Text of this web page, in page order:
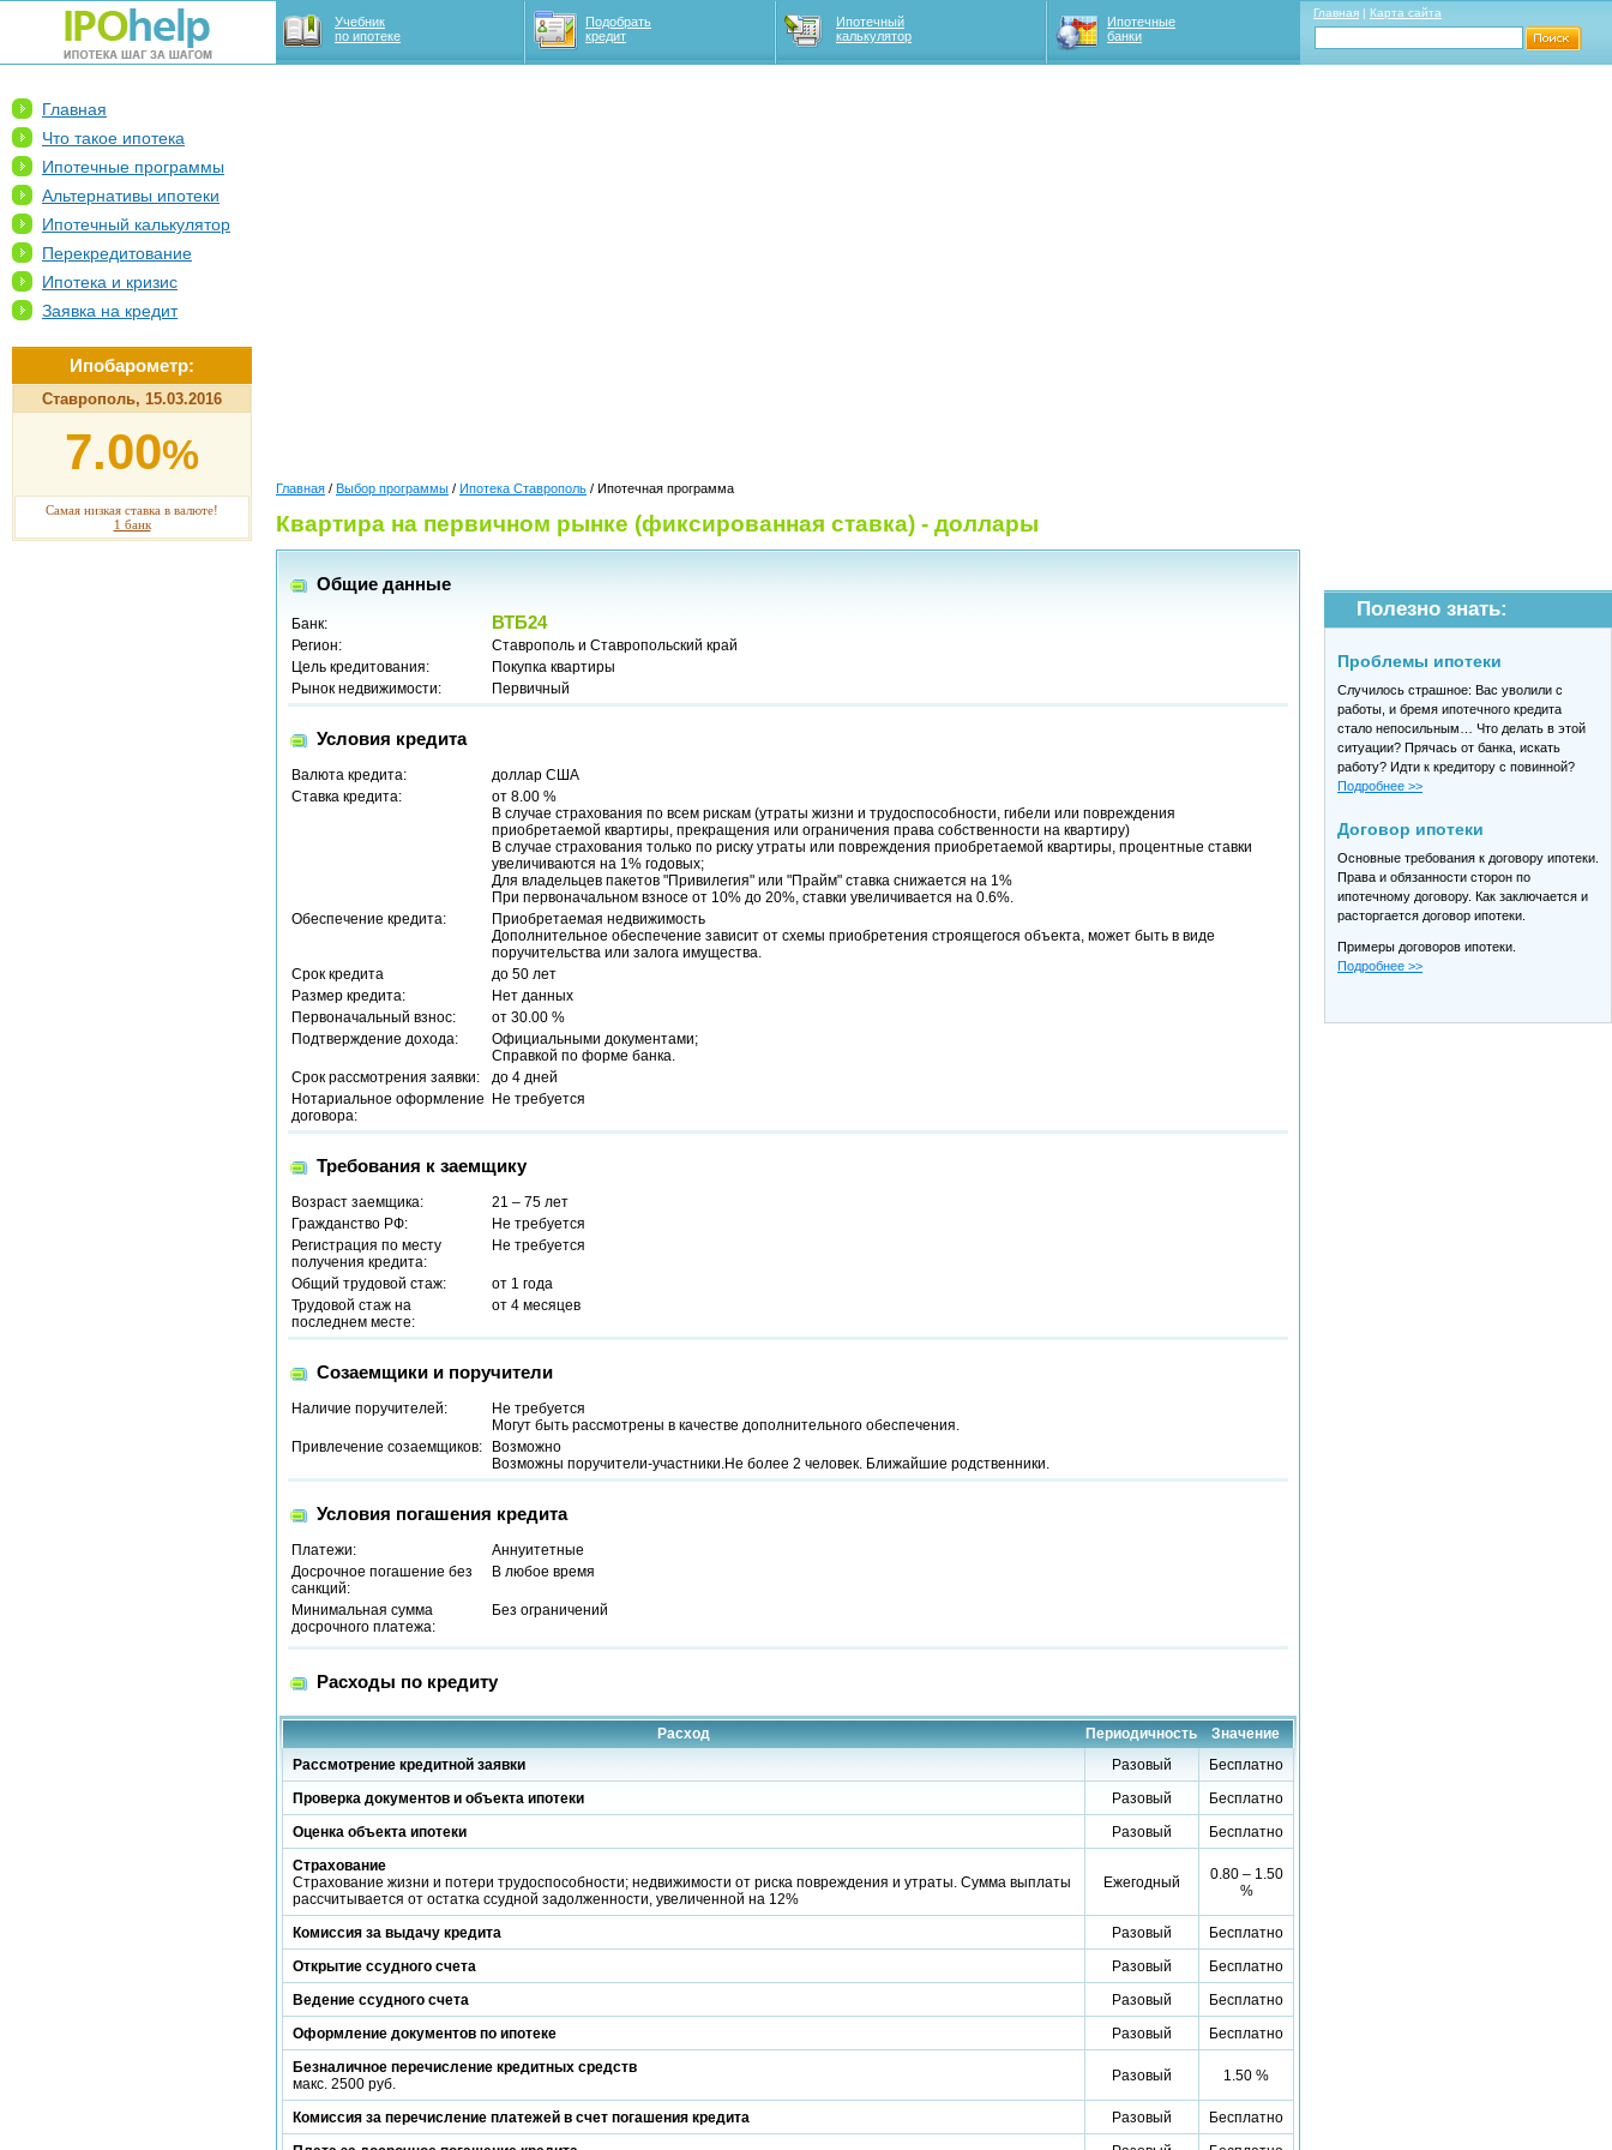
Учебник
по ипотеке
Подобрать
кредит
Ипотечный
калькулятор
Ипотечные
банки
Главная | Карта сайта
Главная
Что такое ипотека
Ипотечные программы
Альтернативы ипотеки
Ипотечный калькулятор
Перекредитование
Ипотека и кризис
Заявка на кредит
Ипобарометр:
Ставрополь, 15.03.2016
7.00%
Самая низкая ставка в валюте!
1 банк
Главная / Выбор программы / Ипотека Ставрополь / Ипотечная программа
Квартира на первичном рынке (фиксированная ставка) - доллары
Общие данные
Банк: ВТБ24
Регион:
Ставрополь и Ставропольский край
Цель кредитования:
Покупка квартиры
Рынок недвижимости:
Первичный
Условия кредита
Валюта кредита:
доллар США
Ставка кредита:
от 8.00 %
В случае страхования по всем рискам (утраты жизни и трудоспособности, гибели или повреждения
приобретаемой квартиры, прекращения или ограничения права собственности на квартиру)
В случае страхования только по риску утраты или повреждения приобретаемой квартиры, процентные ставки
увеличиваются на 1% годовых;
Для владельцев пакетов "Привилегия" или "Прайм" ставка снижается на 1%
При первоначальном взносе от 10% до 20%, ставки увеличивается на 0.6%.
Обеспечение кредита:
Приобретаемая недвижимость
Дополнительное обеспечение зависит от схемы приобретения строящегося объекта, может быть в виде
поручительства или залога имущества.
Срок кредита
до 50 лет
Размер кредита:
Нет данных
Первоначальный взнос:
от 30.00 %
Подтверждение дохода:
Официальными документами;
Справкой по форме банка.
Срок рассмотрения заявки:
до 4 дней
Нотариальное оформление
договора:
Не требуется
Требования к заемщику
Возраст заемщика:
21 – 75 лет
Гражданство РФ:
Не требуется
Регистрация по месту
получения кредита:
Не требуется
Общий трудовой стаж:
от 1 года
Трудовой стаж на
последнем месте:
от 4 месяцев
Созаемщики и поручители
Наличие поручителей:
Не требуется
Могут быть рассмотрены в качестве дополнительного обеспечения.
Привлечение созаемщиков:
Возможно
Возможны поручители-участники.Не более 2 человек. Ближайшие родственники.
Условия погашения кредита
Платежи:
Аннуитетные
Досрочное погашение без
санкций:
В любое время
Минимальная сумма
досрочного платежа:
Без ограничений
Расходы по кредиту
Расход Периодичность
Значение
Рассмотрение кредитной заявки
Разовый
Бесплатно
Проверка документов и объекта ипотеки
Разовый
Бесплатно
Оценка объекта ипотеки
Разовый
Бесплатно
Страхование
Страхование жизни и потери трудоспособности; недвижимости от риска повреждения и утраты. Сумма выплаты
рассчитывается от остатка ссудной задолженности, увеличенной на 12%
Ежегодный
0.80 – 1.50
%
Комиссия за выдачу кредита Разовый
Бесплатно
Открытие ссудного счета
Разовый
Бесплатно
Ведение ссудного счета
Разовый
Бесплатно
Оформление документов по ипотеке
Разовый
Бесплатно
Безналичное перечисление кредитных средств
макс. 2500 руб.
Разовый 1.50 %
Комиссия за перечисление платежей в счет погашения кредита Разовый
Бесплатно
Полезно знать:
Проблемы ипотеки
Случилось страшное: Вас уволили с
работы, и бремя ипотечного кредита
стало непосильным… Что делать в этой
ситуации? Прячась от банка, искать
работу? Идти к кредитору с повинной?
Подробнее >>
Договор ипотеки
Основные требования к договору ипотеки.
Права и обязанности сторон по
ипотечному договору. Как заключается и
расторгается договор ипотеки.
Примеры договоров ипотеки.
Подробнее >>